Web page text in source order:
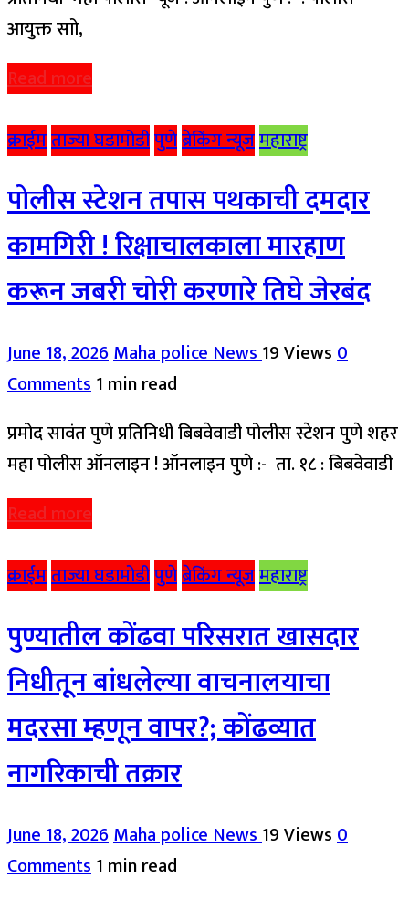
आयुक्त साो,
Read more
क्राईमताज्या घडामोडीपुणेब्रेकिंग न्यूजमहाराष्ट्र
पोलीस स्टेशन तपास पथकाची दमदार
कामगिरी ! रिक्षाचालकाला मारहाण
करून जबरी चोरी करणारे तिघे जेरबंद
June 18, 2026Maha police News19 Views0
Comments1 min read
प्रमोद सावंत पुणे प्रतिनिधी बिबवेवाडी पोलीस स्टेशन पुणे शहर
महा पोलीस ऑनलाइन ! ऑनलाइन पुणे :- ता. १८ : बिबवेवाडी
Read more
क्राईमताज्या घडामोडीपुणेब्रेकिंग न्यूजमहाराष्ट्र
पुण्यातील कोंढवा परिसरात खासदार
निधीतून बांधलेल्या वाचनालयाचा
मदरसा म्हणून वापर?; कोंढव्यात
नागरिकाची तक्रार
June 18, 2026Maha police News19 Views0
Comments1 min read